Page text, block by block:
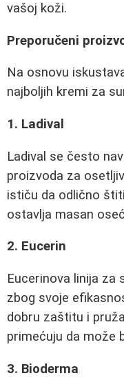
vašoj koži.
Preporučeni
Na osnovu
najboljih kremi za
1. Ladival
Ladival se često
proizvoda za
ističu da odlično
ostavlja masan
2. Eucerin
Eucerinova linija za
zbog svoje
dobru zaštitu i
primećuju da može
3. Bioderma